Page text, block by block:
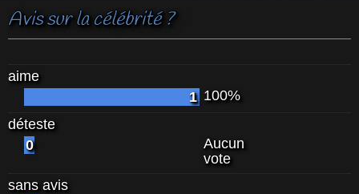
Avis sur la célébrité ?
aime
1 100%
déteste
0
Aucun
vote
sans avis